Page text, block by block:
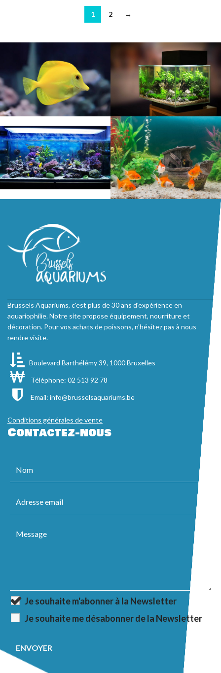
1 2 →
Brussels Aquariums, c'est plus de 30 ans d'expérience en
aquariophilie. Notre site propose équipement, nourriture et
décoration. Pour vos achats de poissons, n'hésitez pas à nous
rendre visite.
Boulevard Barthélémy 39, 1000 Bruxelles
Téléphone: 02 513 92 78
Email: info@brusselsaquariums.be
Conditions générales de vente
Contactez-nous
Je souhaite m'abonner à la Newsletter
Je souhaite me désabonner de la Newsletter